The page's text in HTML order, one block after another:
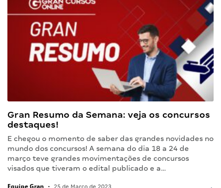
Gran Resumo da Semana: veja os concursos
destaques!
E chegou o momento de saber das grandes novidades no
mundo dos concursos! A semana do dia 18 a 24 de
março teve grandes movimentações de concursos
visados que tiveram o edital publicado e a…
Equipe Gran • 25 de Março de 2023